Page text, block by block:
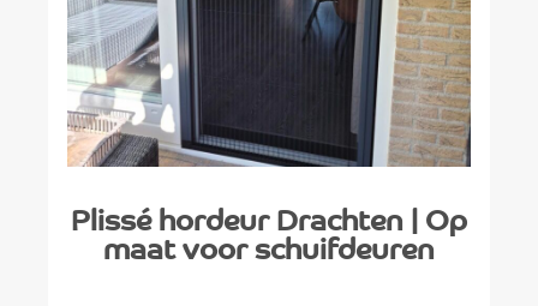
Plissé hordeur Drachten | Op
maat voor schuifdeuren